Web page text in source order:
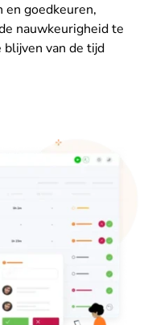
en goedkeuren,
nauwkeurigheid te
van de tijd